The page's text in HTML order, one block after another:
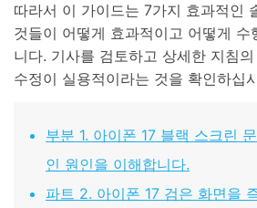
따라서 이 가이드는 7가지 효과적인
것들이 어떻게 효과적이고 어떻게
니다. 기사를 검토하고 상세한 지침
수정이 실용적이라는 것을 확인하십
부분 1. 아이폰 17 블랙 스크린
인 원인을 이해합니다.
파트 2. 아이폰 17 검은 화면을